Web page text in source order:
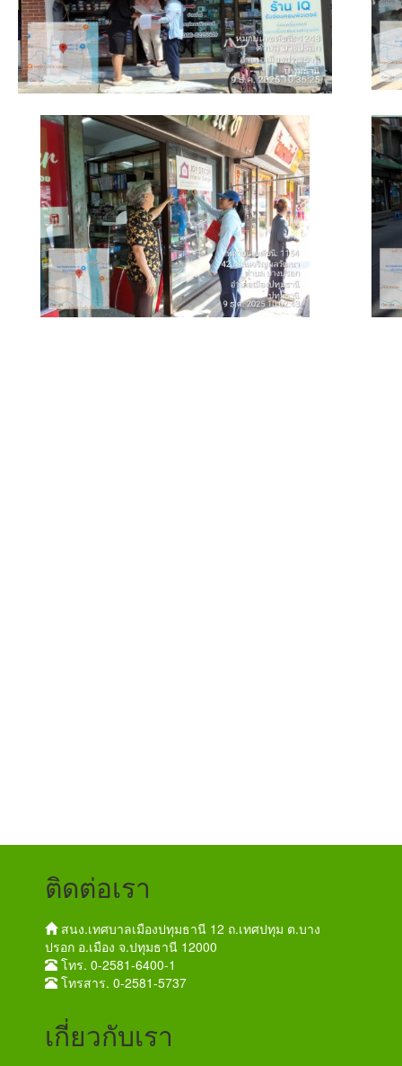
ติดต่อเรา
สนง.เทศบาลเมืองปทุมธานี 12 ถ.เทศปทุม ต.บาง
ปรอก อ.เมือง จ.ปทุมธานี 12000
โทร. 0-2581-6400-1
โทรสาร. 0-2581-5737
เกี่ยวกับเรา